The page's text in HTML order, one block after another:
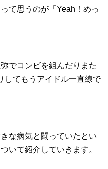
て思うのが「Yeah！めっ
でコンビを組んだりまた
してもうアイドル一直線で
な病気と闘っていたとい
いて紹介していきます。